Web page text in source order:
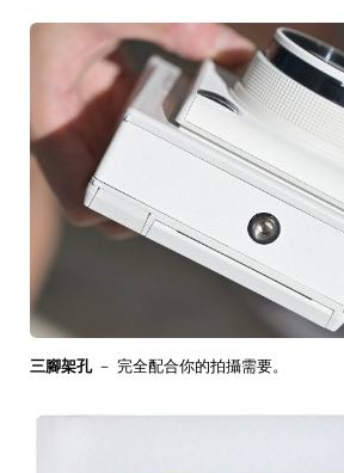
三腳架孔－ 完全配合你的拍攝需要。